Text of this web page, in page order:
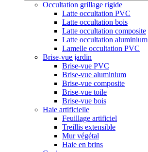
Occultation grillage rigide
Latte occultation PVC
Latte occultation bois
Latte occultation composite
Latte occultation aluminium
Lamelle occultation PVC
Brise-vue jardin
Brise-vue PVC
Brise-vue aluminium
Brise-vue composite
Brise-vue toile
Brise-vue bois
Haie artificielle
Feuillage artificiel
Treillis extensible
Mur végétal
Haie en brins